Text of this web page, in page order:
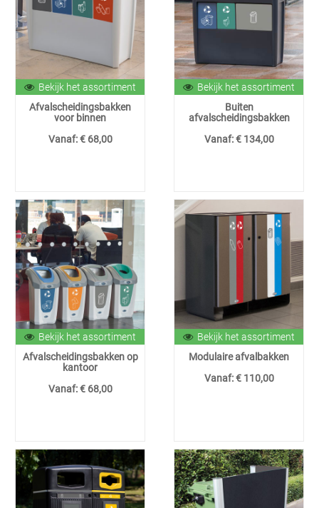
Bekijk het assortiment
Afvalscheidingsbakken
voor binnen
Vanaf:€ 68,00
Bekijk het assortiment
Buiten
afvalscheidingsbakken
Vanaf:€ 134,00
Bekijk het assortiment
Afvalscheidingsbakken op
kantoor
Vanaf:€ 68,00
Bekijk het assortiment
Modulaire afvalbakken
Vanaf:€ 110,00